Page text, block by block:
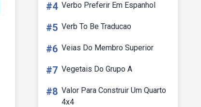
#4 Verbo Preferir Em Espanhol
#5 Verb To Be Traducao
#6 Veias Do Membro Superior
#7 Vegetais Do Grupo A
#8 Valor Para Construir Um Quarto
4x4